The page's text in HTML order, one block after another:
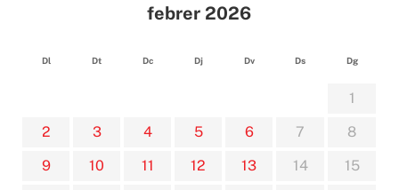
febrer 2026
Dl Dt Dc Dj Dv Ds Dg
1
2
3 4 5 6 7
8
9
10 11 12 13 14
15